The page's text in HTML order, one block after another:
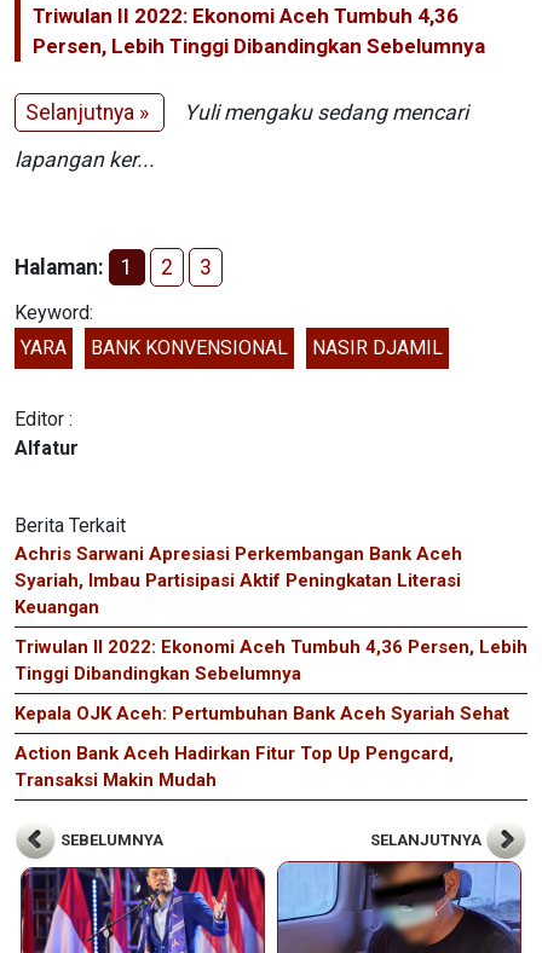
Triwulan II 2022: Ekonomi Aceh Tumbuh 4,36
Persen, Lebih Tinggi Dibandingkan Sebelumnya
Selanjutnya »
Yuli mengaku sedang mencari
lapangan ker...
Halaman: 1 2 3
Keyword:
YARA
BANK KONVENSIONAL NASIR DJAMIL
Editor :
Alfatur
Berita Terkait
Achris Sarwani Apresiasi Perkembangan Bank Aceh
Syariah, Imbau Partisipasi Aktif Peningkatan Literasi
Keuangan
Triwulan II 2022: Ekonomi Aceh Tumbuh 4,36 Persen, Lebih
Tinggi Dibandingkan Sebelumnya
Kepala OJK Aceh: Pertumbuhan Bank Aceh Syariah Sehat
Action Bank Aceh Hadirkan Fitur Top Up Pengcard,
Transaksi Makin Mudah
SEBELUMNYA SELANJUTNYA